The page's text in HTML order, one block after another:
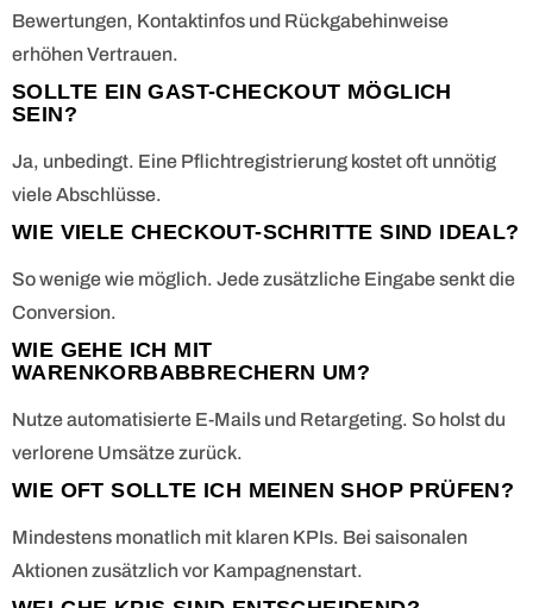
Bewertungen, Kontaktinfos und Rückgabehinweise
erhöhen Vertrauen.
SOLLTE EIN GAST-CHECKOUT MÖGLICH
SEIN?
Ja, unbedingt. Eine Pflichtregistrierung kostet oft unnötig
viele Abschlüsse.
WIE VIELE CHECKOUT-SCHRITTE SIND IDEAL?
So wenige wie möglich. Jede zusätzliche Eingabe senkt die
Conversion.
WIE GEHE ICH MIT
WARENKORBABBRECHERN UM?
Nutze automatisierte E-Mails und Retargeting. So holst du
verlorene Umsätze zurück.
WIE OFT SOLLTE ICH MEINEN SHOP PRÜFEN?
Mindestens monatlich mit klaren KPIs. Bei saisonalen
Aktionen zusätzlich vor Kampagnenstart.